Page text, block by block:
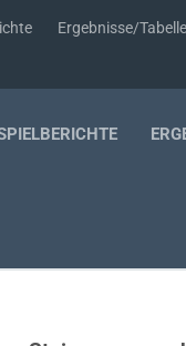
Ergebnisse/Tabelle